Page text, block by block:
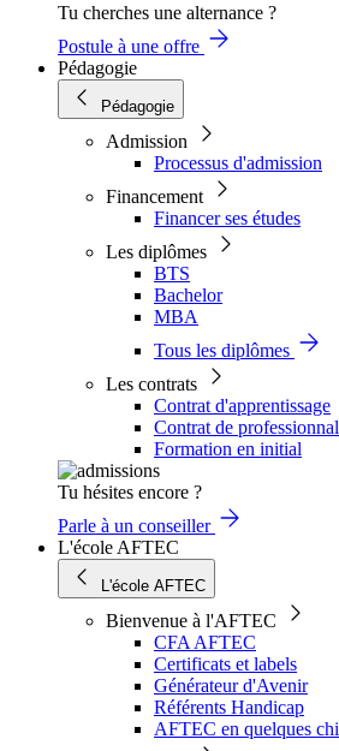
Tu cherches une alternance ?
Postule à une offre
Pédagogie
Pédagogie
Admission
Processus d'admission
Financement
Financer ses études
Les diplômes
BTS
Bachelor
MBA
Tous les diplômes
Les contrats
Contrat d'apprentissage
Contrat de
Formation en initial
Tu hésites encore ?
Parle à un conseiller
L'école AFTEC
L'école AFTEC
Bienvenue à l'AFTEC
CFA AFTEC
Certificats et labels
Générateur d'Avenir
Référents Handicap
AFTEC en quelques